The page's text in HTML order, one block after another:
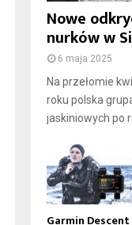
Nowe
nurków w
6 maja 2025
Na przełomie
roku polska
jaskiniowych po
Garmin Descent